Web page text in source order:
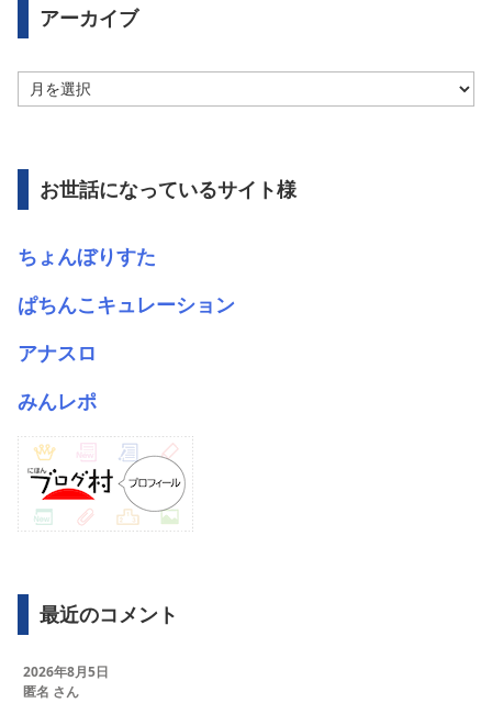
アーカイブ
ー
ブ
お世話になっているサイト様
ちょんぼりすた
ぱちんこキュレーション
アナスロ
みんレポ
最近のコメント
2026年8月5日
匿名 さん